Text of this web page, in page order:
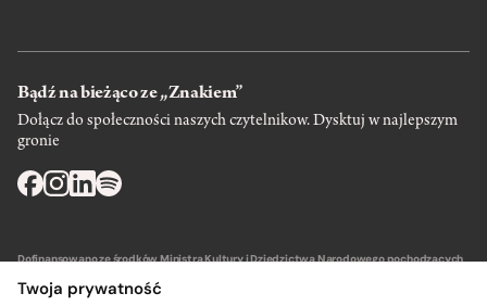
Bądź na bieżąco ze „Znakiem”
Dołącz do społeczności naszych czytelnikow. Dysktuj w najlepszym
gronie
Dofinansowano ze środków Ministra Kultury i Dziedzictwa Narodowego pochodzących
Twoja prywatność